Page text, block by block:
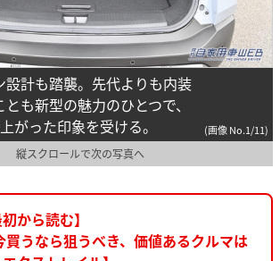
設計も踏襲。先代よりも内装
も新型の魅力のひとつで、
がった印象を受ける。
(画像 No.1/11)
縦スクロールで次の写真へ
から読む】
うなら狙うべき、価値あるクルマは